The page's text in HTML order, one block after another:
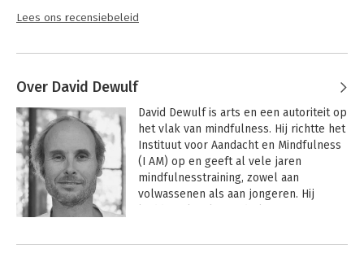
Lees ons recensiebeleid
Over David Dewulf
David Dewulf is arts en een autoriteit op
het vlak van mindfulness. Hij richtte het
Instituut voor Aandacht en Mindfulness
(I AM) op en geeft al vele jaren
mindfulnesstraining, zowel aan
volwassenen als aan jongeren. Hij
verschillende universiteiten om het
Andere boeken door David Dewulf